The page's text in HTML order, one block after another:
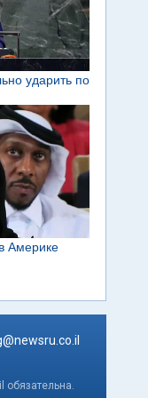
обязательна.